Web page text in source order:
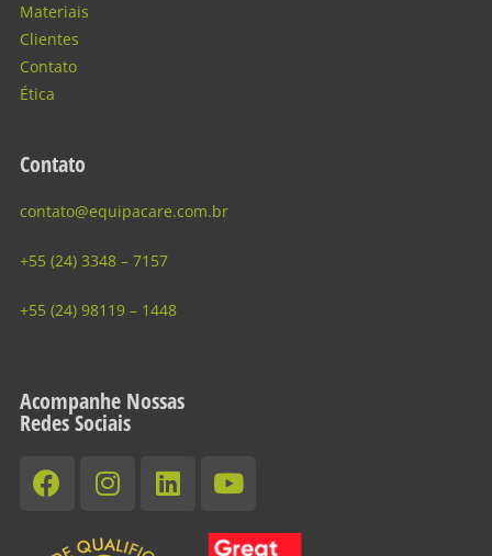
Materiais
Clientes
Contato
Ética
Contato
contato@equipacare.com.br
+55 (24) 3348 – 7157
+55 (24) 98119 – 1448
Acompanhe Nossas
Redes Sociais